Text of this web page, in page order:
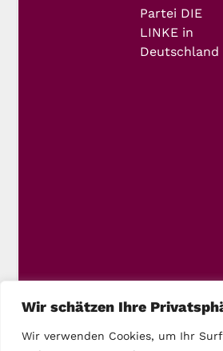
Wir schätzen Ihre
Wir verwenden Cookies, um Ihr
Partei DIE
LINKE in
Deutschland